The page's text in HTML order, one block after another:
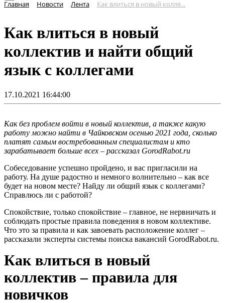
Главная Новости Лента Как влиться в новый колле...
Как влиться в новый
коллектив и найти общий
язык с коллегами
17.10.2021 16:44:00
Как без проблем войти в новый коллектив, а также какую
работу можно найти в Чайковском осенью 2021 года, сколько
платят самым востребованным специалистам и кто
зарабатывает больше всех ‒ рассказал GorodRabot.ru
Собеседование успешно пройдено, и вас пригласили на
работу. На душе радостно и немного волнительно ‒ как все
будет на новом месте? Найду ли общий язык с коллегами?
Справлюсь ли с работой?
Спокойствие, только спокойствие ‒ главное, не нервничать и
соблюдать простые правила поведения в новом коллективе.
Что это за правила и как завоевать расположение коллег ‒
рассказали эксперты системы поиска вакансий GorodRabot.ru.
Как влиться в новый
коллектив ‒ правила для
новичков